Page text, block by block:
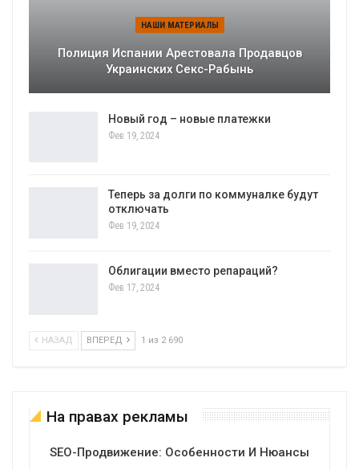
НАШИ МАТЕРИАЛЫ
Полиция Испании Арестовала Продавцов
Украинских Секс-Рабынь
Новый год – новые платежки
Фев 19, 2024
Теперь за долги по коммуналке будут
отключать
Фев 19, 2024
Облигации вместо репараций?
Фев 17, 2024
НАЗАД ВПЕРЕД 1 из 2 690
На правах рекламы
SEO-Продвижение: Особенности И Нюансы